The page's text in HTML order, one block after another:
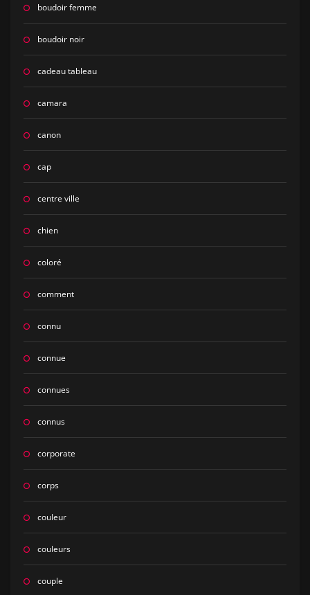
boudoir femme
boudoir noir
cadeau tableau
camara
canon
cap
centre ville
chien
coloré
comment
connu
connue
connues
connus
corporate
corps
couleur
couleurs
couple